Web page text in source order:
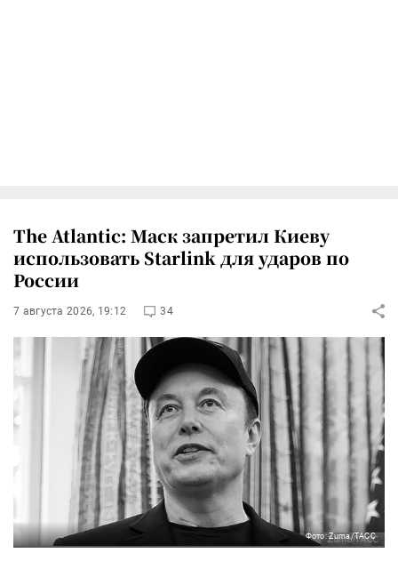
The Atlantic: Маск запретил Киеву
использовать Starlink для ударов по
России
7 августа 2026, 19:12 34
Фото: Zuma/ТАСС